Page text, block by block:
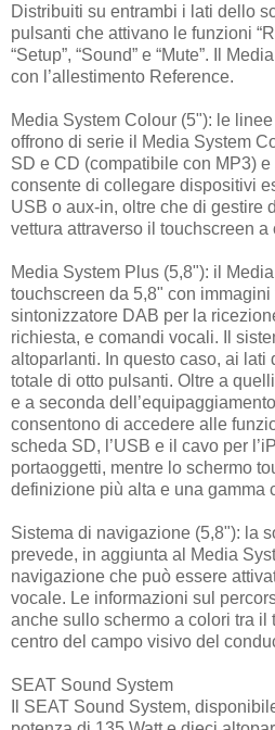
Distribuiti su entrambi i lati dello
pulsanti che attivano le funzioni
“Setup”, “Sound” e “Mute”. Il
con l’allestimento Reference.
Media System Colour (5"): le
offrono di serie il Media System
SD e CD (compatibile con MP3)
consente di collegare dispositivi
USB o aux-in, oltre che di gestire
vettura attraverso il touchscreen a
Media System Plus (5,8"): il
touchscreen da 5,8" con
sintonizzatore DAB per la
richiesta, e comandi vocali. Il
altoparlanti. In questo caso, ai lati
totale di otto pulsanti. Oltre a
e a seconda
consentono di accedere alle
scheda SD, l’USB e il cavo per
portaoggetti, mentre lo schermo
definizione più alta e una gamma
Sistema di navigazione (5,8"): la
prevede, in aggiunta al Media
navigazione che può essere
vocale. Le informazioni sul
anche sullo schermo a colori tra il
centro del campo visivo del
SEAT Sound System
Il SEAT Sound System,